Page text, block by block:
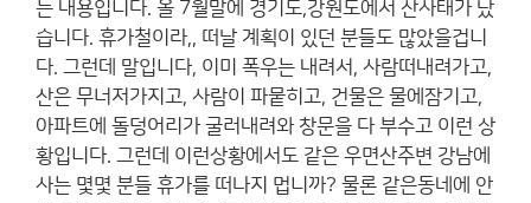
는 내용입니다. 올 7월말에 경기도,강원도에서 산사태가 났
습니다. 휴가철이라,, 떠날 계획이 있던 분들도 많았을겁니
다. 그런데 말입니다, 이미 폭우는 내려서, 사람떠내려가고,
산은 무너저가지고, 사람이 파뭍히고, 건물은 물에잠기고,
아파트에 돌덩어리가 굴러내려와 창문을 다 부수고 이런 상
황입니다. 그런데 이런상황에서도 같은 우면산주변 강남에
사는 몇몇 분들 휴가를 떠나지 멉니까? 물론 같은동네에 안